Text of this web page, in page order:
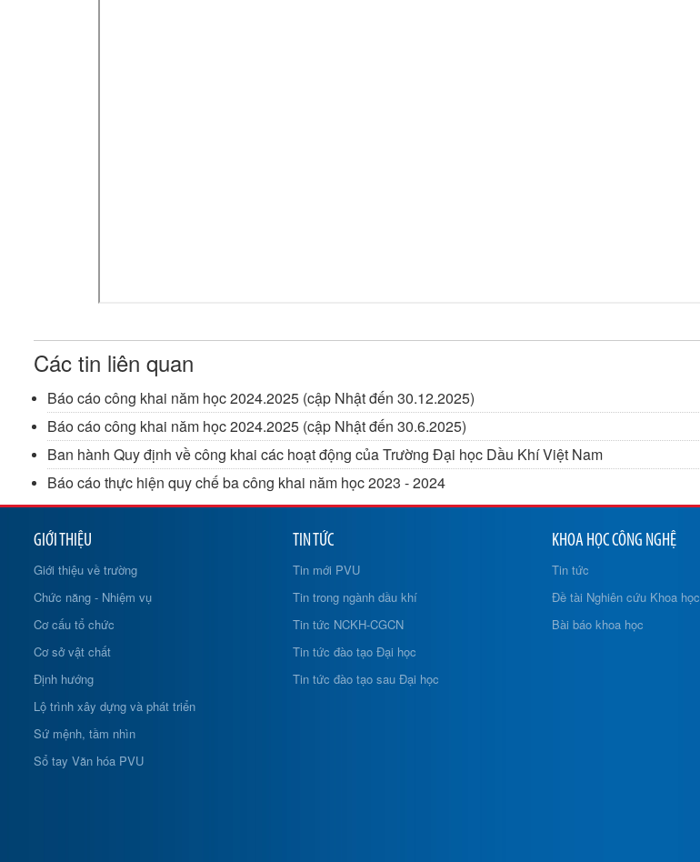
Các tin liên quan
Báo cáo công khai năm học 2024.2025 (cập Nhật đến 30.12.2025)
Báo cáo công khai năm học 2024.2025 (cập Nhật đến 30.6.2025)
Ban hành Quy định về công khai các hoạt động của Trường Đại học Dầu Khí Việt Nam
Báo cáo thực hiện quy chế ba công khai năm học 2023 - 2024
GIỚI THIỆU
Giới thiệu về trường
Chức năng - Nhiệm vụ
Cơ cấu tổ chức
Cơ sở vật chất
Định hướng
Lộ trình xây dựng và phát triển
Sứ mệnh, tầm nhìn
Sổ tay Văn hóa PVU
TIN TỨC
Tin mới PVU
Tin trong ngành dầu khí
Tin tức NCKH-CGCN
Tin tức đào tạo Đại học
Tin tức đào tạo sau Đại học
KHOA HỌC CÔNG NGHỆ
Tin tức
Đề tài Nghiên cứu Khoa học
Bài báo khoa học